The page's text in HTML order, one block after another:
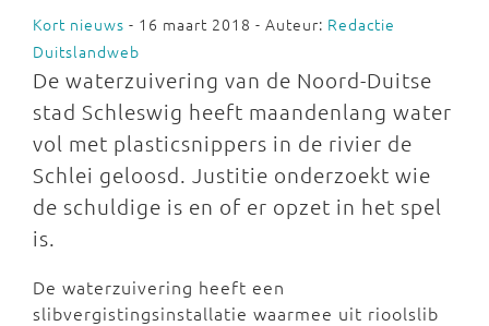
Kort nieuws - 16 maart 2018 - Auteur: Redactie
Duitslandweb
De waterzuivering van de Noord-Duitse
stad Schleswig heeft maandenlang water
vol met plasticsnippers in de rivier de
Schlei geloosd. Justitie onderzoekt wie
de schuldige is en of er opzet in het spel
is.
De waterzuivering heeft een
slibvergistingsinstallatie waarmee uit rioolslib